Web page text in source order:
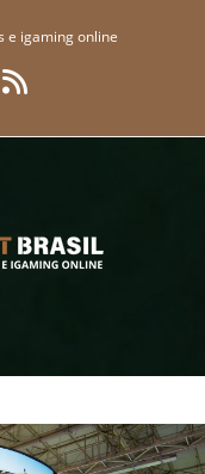
e igaming online